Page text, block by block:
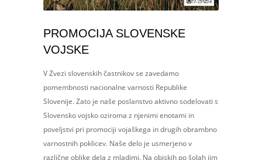
PROMOCIJA SLOVENSKE
VOJSKE
V Zvezi slovenskih častnikov se zavedamo
pomembnosti nacionalne varnosti Republike
Slovenije. Zato je naše poslanstvo aktivno sodelovati s
Slovensko vojsko oziroma z njenimi enotami in
poveljstvi pri promociji vojaškega in drugih obrambno
varnostnih poklicev. Naše delo je usmerjeno v
različne oblike dela z mladimi. Na obiskih po šolah jim